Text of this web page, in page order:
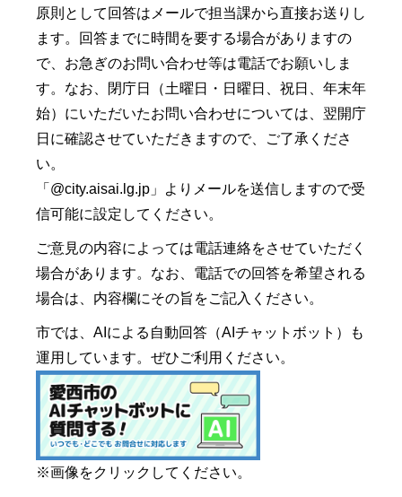
原則として回答はメールで担当課から直接お送りし
ます。回答までに時間を要する場合がありますの
で、お急ぎのお問い合わせ等は電話でお願いしま
す。なお、閉庁日（土曜日・日曜日、祝日、年末年
始）にいただいたお問い合わせについては、翌開庁
日に確認させていただきますので、ご了承くださ
い。
「@city.aisai.lg.jp」よりメールを送信しますので受
信可能に設定してください。
ご意見の内容によっては電話連絡をさせていただく
場合があります。なお、電話での回答を希望される
場合は、内容欄にその旨をご記入ください。
市では、AIによる自動回答（AIチャットボット）も
運用しています。ぜひご利用ください。
※画像をクリックしてください。